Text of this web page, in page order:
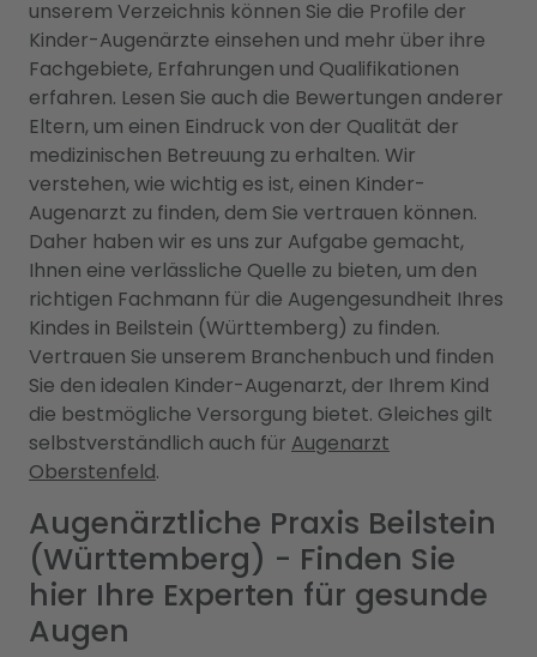
unserem Verzeichnis können Sie die Profile der
Kinder-Augenärzte einsehen und mehr über ihre
Fachgebiete, Erfahrungen und Qualifikationen
erfahren. Lesen Sie auch die Bewertungen anderer
Eltern, um einen Eindruck von der Qualität der
medizinischen Betreuung zu erhalten. Wir
verstehen, wie wichtig es ist, einen Kinder-
Augenarzt zu finden, dem Sie vertrauen können.
Daher haben wir es uns zur Aufgabe gemacht,
Ihnen eine verlässliche Quelle zu bieten, um den
richtigen Fachmann für die Augengesundheit Ihres
Kindes in Beilstein (Württemberg) zu finden.
Vertrauen Sie unserem Branchenbuch und finden
Sie den idealen Kinder-Augenarzt, der Ihrem Kind
die bestmögliche Versorgung bietet. Gleiches gilt
selbstverständlich auch für Augenarzt
Oberstenfeld.
Augenärztliche Praxis Beilstein
(Württemberg) - Finden Sie
hier Ihre Experten für gesunde
Augen